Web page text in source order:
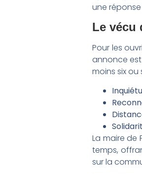
une
Le vécu
Pour les
annonce est
moins six
La maire de
temps,
sur la